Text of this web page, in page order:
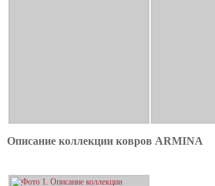
Описание коллекции ковров ARMINA